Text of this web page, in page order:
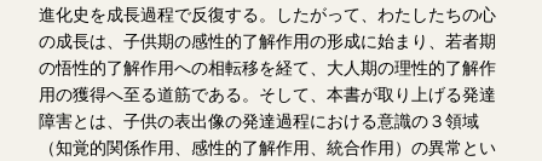
進化史を成長過程で反復する。したがって、わたしたちの心
の成長は、子供期の感性的了解作用の形成に始まり、若者期
の悟性的了解作用への相転移を経て、大人期の理性的了解作
用の獲得へ至る道筋である。そして、本書が取り上げる発達
障害とは、子供の表出像の発達過程における意識の３領域
（知覚的関係作用、感性的了解作用、統合作用）の異常とい